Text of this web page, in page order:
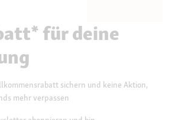
für deine
sichern und keine Aktion,
mehr verpassen